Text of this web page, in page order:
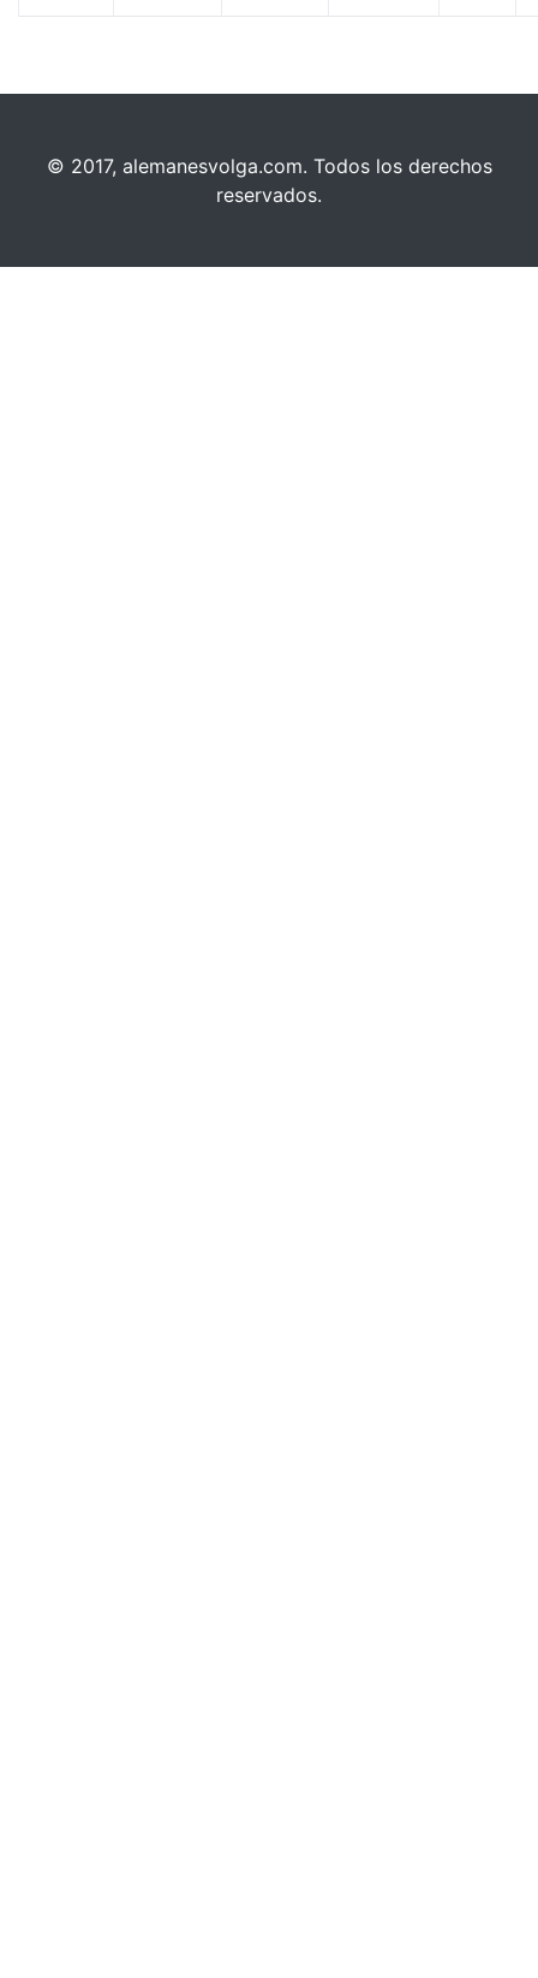
© 2017, alemanesvolga.com. Todos los derechos
reservados.